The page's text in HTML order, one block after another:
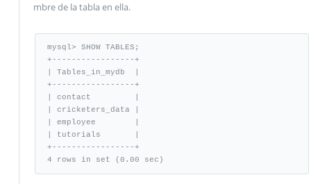
mbre de la tabla en ella.
mysql> SHOW TABLES;
+-----------------+
| Tables_in_mydb  |
+-----------------+
| contact         |
| cricketers_data |
| employee        |
| tutorials       |
+-----------------+
4 rows in set (0.00 sec)